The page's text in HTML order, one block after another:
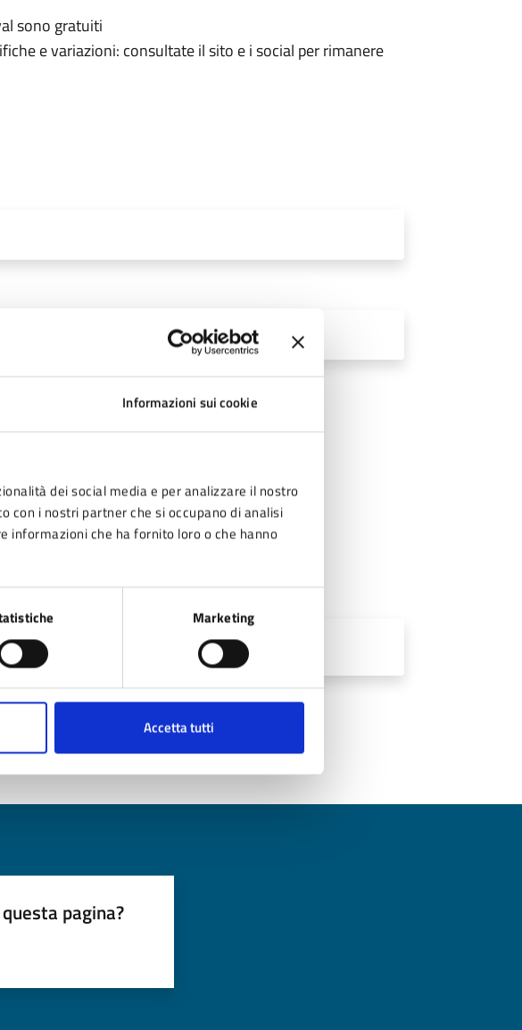
Informazioni sui cookie
dei social media e per analizzare il nostro
con i nostri partner che si occupano di analisi
informazioni che ha fornito loro o che hanno
Marketing
Accetta tutti
sono gratuiti
e variazioni: consultate il sito e i social per rimanere
(PNG - 1 MB)
pagina?